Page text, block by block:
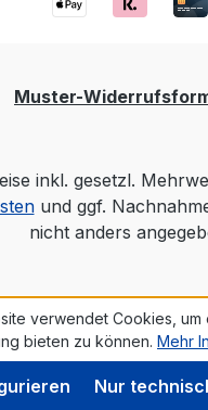
Muster-
inkl. gesetzl.
und ggf.
nicht anders
verwendet Cookies, um
bieten zu können. Mehr
Nur